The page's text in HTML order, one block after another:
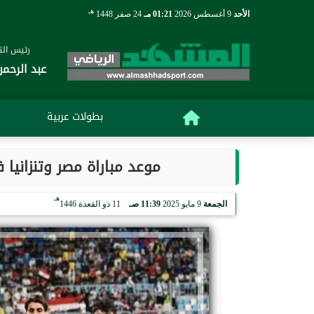
الأحد 01:21 مـ 24 صفر 1448 هـ
رئيس
عبد
بطولات عربية
موعد مباراة مصر
الجمعة 9 مايو 2025 11:39 صـ 11 ذو القعدة 1446
هـ